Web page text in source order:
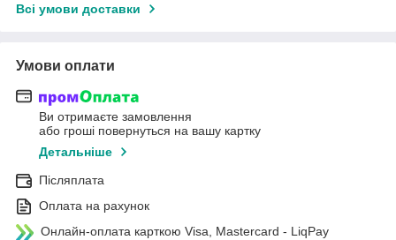
Всі умови доставки
Умови оплати
Ви отримаєте замовлення
або гроші повернуться на вашу картку
Детальніше
Післяплата
Оплата на рахунок
Онлайн-оплата карткою Visa, Mastercard - LiqPay